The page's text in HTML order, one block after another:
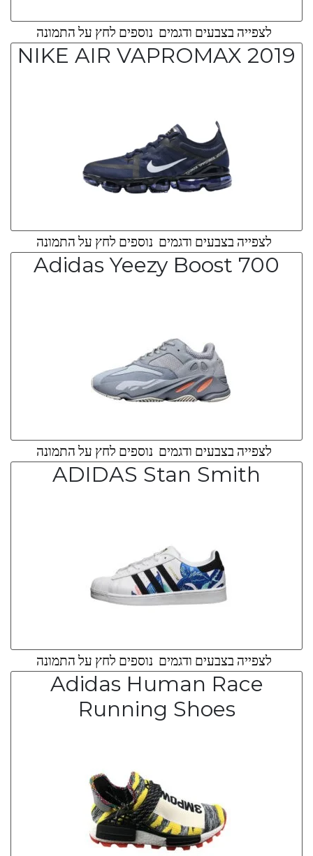
לצפייה בצבעים ודגמים נוספים לחץ על התמונה
NIKE AIR VAPROMAX 2019
לצפייה בצבעים ודגמים נוספים לחץ על התמונה
Adidas Yeezy Boost 700
לצפייה בצבעים ודגמים נוספים לחץ על התמונה
ADIDAS Stan Smith
לצפייה בצבעים ודגמים נוספים לחץ על התמונה
Adidas Human Race
Running Shoes